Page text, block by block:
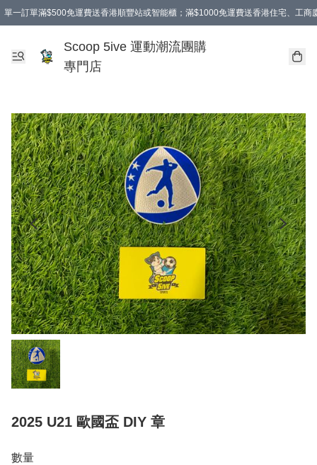
單一訂單滿$500免運費送香港順豐站或智能櫃；滿$1000免運費送香港住宅、工商
Scoop 5ive 運動潮流團購
專門店
2025 U21 歐國盃 DIY 章
數量